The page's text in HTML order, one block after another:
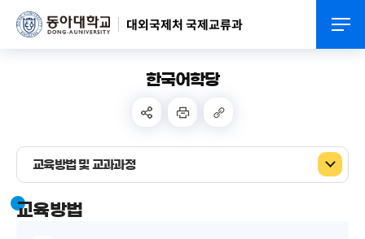
대외국제처 국제교류과
한국어학당
교육방법 및 교과과정
교육방법